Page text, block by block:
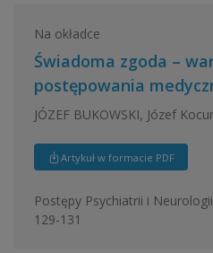
Na okładce
Świadoma zgoda –
postępowania
JÓZEF BUKOWSKI, Józef Kocur
Artykuł w formacie PDF
Postępy Psychiatrii i
129-131